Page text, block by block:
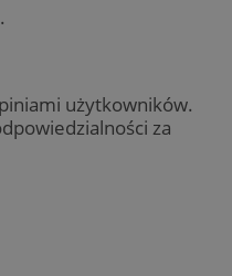
użytkowników.
za